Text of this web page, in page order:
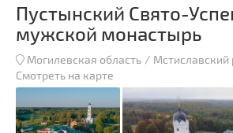
Музеи
Замки и дворцы
Пустынский Свято-
мужской монастырь
Могилевская область Мстиславский
Смотреть на карте